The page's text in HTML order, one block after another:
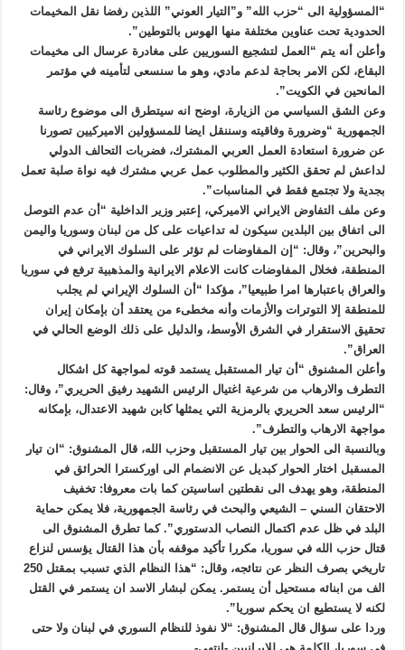
“المسؤولية الى “حزب الله” و”التيار العوني” اللذين رفضا نقل المخيمات
الحدودية تحت عناوين مختلفة منها الهوس بالتوطين”.
وأعلن أنه يتم “العمل لتشجيع السوريين على مغادرة عرسال الى مخيمات
البقاع، لكن الامر بحاجة لدعم مادي، وهو ما سنسعى لتأمينه في مؤتمر
المانحين في الكويت”.
وعن الشق السياسي من الزيارة، اوضح انه سيتطرق الى موضوع رئاسة
الجمهورية “وضرورة وفاقيته وسننقل ايضا للمسؤولين الاميركيين تصورنا
عن ضرورة استعادة العمل العربي المشترك، فضربات التحالف الدولي
لداعش لم تحقق الكثير والمطلوب عمل عربي مشترك فيه نواة صلبة تعمل
بجدية ولا تجتمع فقط في المناسبات”.
وعن ملف التفاوض الايراني الاميركي، إعتبر وزير الداخلية “أن عدم التوصل
الى اتفاق بين البلدين سيكون له تداعيات على كل من لبنان وسوريا واليمن
والبحرين”، وقال: “إن المفاوضات لم تؤثر على السلوك الايراني في
المنطقة، فخلال المفاوضات كانت الاعلام الايرانية والمذهبية ترفع في سوريا
والعراق باعتبارها امرا طبيعيا”، مؤكدا “أن السلوك الإيراني لم يجلب
للمنطقة إلا التوترات والأزمات وأنه مخطىء من يعتقد أن بإمكان إيران
تحقيق الاستقرار في الشرق الأوسط، والدليل على ذلك الوضع الحالي في
العراق”.
وأعلن المشنوق “أن تيار المستقبل يستمد قوته لمواجهة كل اشكال
التطرف والارهاب من شرعية اغتيال الرئيس الشهيد رفيق الحريري”، وقال:
“الرئيس سعد الحريري بالرمزية التي يمثلها كابن شهيد الاعتدال، بإمكانه
مواجهة الارهاب والتطرف”.
وبالنسبة الى الحوار بين تيار المستقبل وحزب الله، قال المشنوق: “ان تيار
المسقبل اختار الحوار كبديل عن الانضمام الى اوركسترا الحرائق في
المنطقة، وهو يهدف الى نقطتين اساسيتن كما بات معروفا: تخفيف
الاحتقان السني – الشيعي والبحث في رئاسة الجمهورية، فلا يمكن حماية
البلد في ظل عدم اكتمال النصاب الدستوري”. كما تطرق المشنوق الى
قتال حزب الله في سوريا، مكررا تأكيد موقفه بأن هذا القتال يؤسس لنزاع
تاريخي بصرف النظر عن نتائجه، وقال: “هذا النظام الذي تسبب بمقتل 250
الف من ابنائه مستحيل أن يستمر. يمكن لبشار الاسد ان يستمر في القتل
لكنه لا يستطيع ان يحكم سوريا”.
وردا على سؤال قال المشنوق: “لا نفوذ للنظام السوري في لبنان ولا حتى